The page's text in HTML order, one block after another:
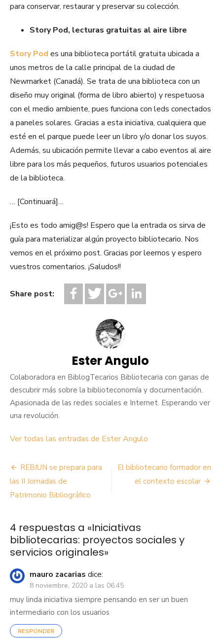
para conservar, restaurar y preservar su colección.
Story Pod, lecturas gratuitas al aire libre
Story Pod es una biblioteca portátil gratuita ubicada a
unos metros de la calle principal de la ciudad de
Newmarket (Canadá). Se trata de una biblioteca con un
diseño muy original (forma de libro abierto) y respetuosa
con el medio ambiente, pues funciona con leds conectados
a paneles solares. Gracias a esta iniciativa, cualquiera que
esté en el parque puede leer un libro y/o donar los suyos.
Además, su ubicación permite llevar a cabo eventos al aire
libre para los más pequeños, futuros usuarios potenciales
de la biblioteca.
… [Continuará]…
¡Esto es todo amig@s! Espero que la entrada os sirva de
guía para materializar algún proyecto bibliotecario. Nos
vemos en el próximo post. Gracias por leernos y espero
vuestros comentarios. ¡Saludos!!
Share post:
Ester Angulo
Colaboradora en BiblogTecarios Bibliotecaria con ganas de
descubrir más sobre la biblioteconomía y documentación.
Apasionada de las redes sociales e Internet. Esperando ver
una revolución.
Ver todas las entradas de Ester Angulo
Navegación
de
entradas
REBIUN se prepara para
las II Jornadas de
Patrimonio Bibliográfico
El bibliotecario formador en
el contexto escolar
4 respuestas a «Iniciativas
bibliotecarias: proyectos sociales y
servicios originales»
mauro zacarias dice:
8 noviembre, 2020 a las 06:45
muy linda iniciativa siempre pensando en ser un buen
intermediario con los usuarios
RESPONDER